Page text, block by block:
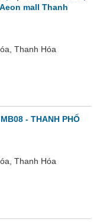
mall Thanh
Thanh Hóa
- THANH PHỐ
Thanh Hóa